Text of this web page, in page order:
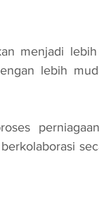
menjadi
lebih